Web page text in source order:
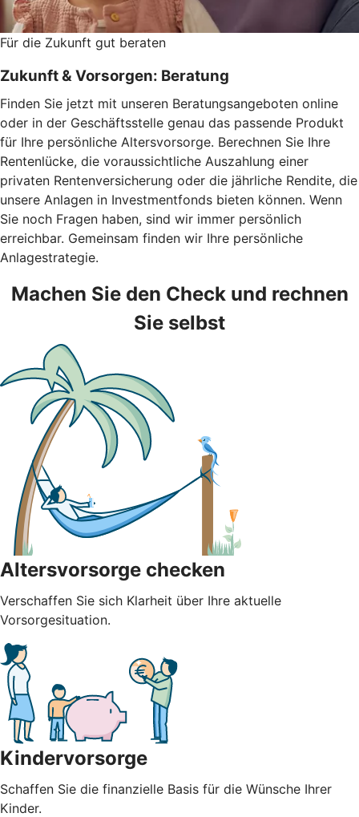
Für die Zukunft gut beraten
Zukunft & Vorsorgen: Beratung
Finden Sie jetzt mit unseren Beratungsangeboten online
oder in der Geschäftsstelle genau das passende Produkt
für Ihre persönliche Altersvorsorge. Berechnen Sie Ihre
Rentenlücke, die voraussichtliche Auszahlung einer
privaten Rentenversicherung oder die jährliche Rendite, die
unsere Anlagen in Investmentfonds bieten können. Wenn
Sie noch Fragen haben, sind wir immer persönlich
erreichbar. Gemeinsam finden wir Ihre persönliche
Anlagestrategie.
Machen Sie den Check und rechnen
Sie selbst
Altersvorsorge checken
Verschaffen Sie sich Klarheit über Ihre aktuelle
Vorsorgesituation.
Kindervorsorge
Schaffen Sie die finanzielle Basis für die Wünsche Ihrer
Kinder.